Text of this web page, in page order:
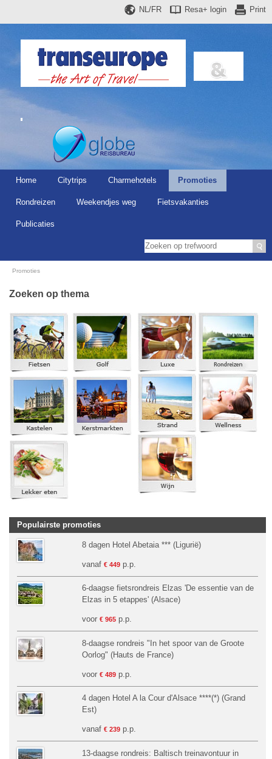
Print
Resa+ login
NL/FR
Home Citytrips Charmehotels Promoties
Rondreizen Weekendjes weg Fietsvakanties
Publicaties
Promoties
Zoeken op thema
Populairste promoties
8 dagen Hotel Abetaia *** (Ligurië)
vanaf € 449p.p.
6-daagse fietsrondreis Elzas 'De essentie van de
Elzas in 5 etappes' (Alsace)
voor € 965p.p.
8-daagse rondreis "In het spoor van de Groote
Oorlog" (Hauts de France)
voor € 489p.p.
4 dagen Hotel A la Cour d'Alsace ****(*) (Grand
Est)
vanaf € 239p.p.
13-daagse rondreis: Baltisch treinavontuur in